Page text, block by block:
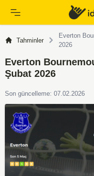
Tahminler
Everton
2026
Everton
Şubat 2026
Son güncelleme: 07.02.2026